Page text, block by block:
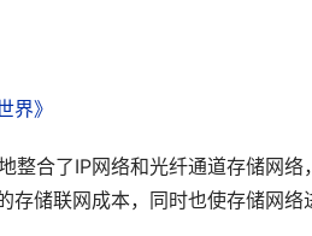
界》
合了IP网络和光纤通道存储网
存储联网成本，同时也使存储网